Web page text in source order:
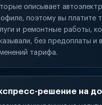
описывает
поэтому вы платите
и ремонтные работы,
без предоплаты и
тарифа.
решение на